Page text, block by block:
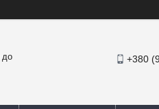
до
+380